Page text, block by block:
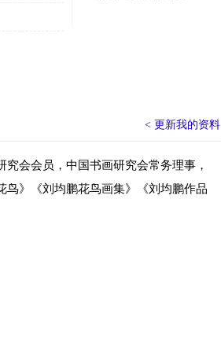
< 更新我的资料
会会员，中国书画研究会常务理事，
》《刘均鹏花鸟画集》《刘均鹏作品